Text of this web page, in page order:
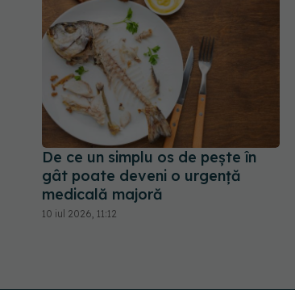
De ce un simplu os de pește în
gât poate deveni o urgență
medicală majoră
10 iul 2026, 11:12